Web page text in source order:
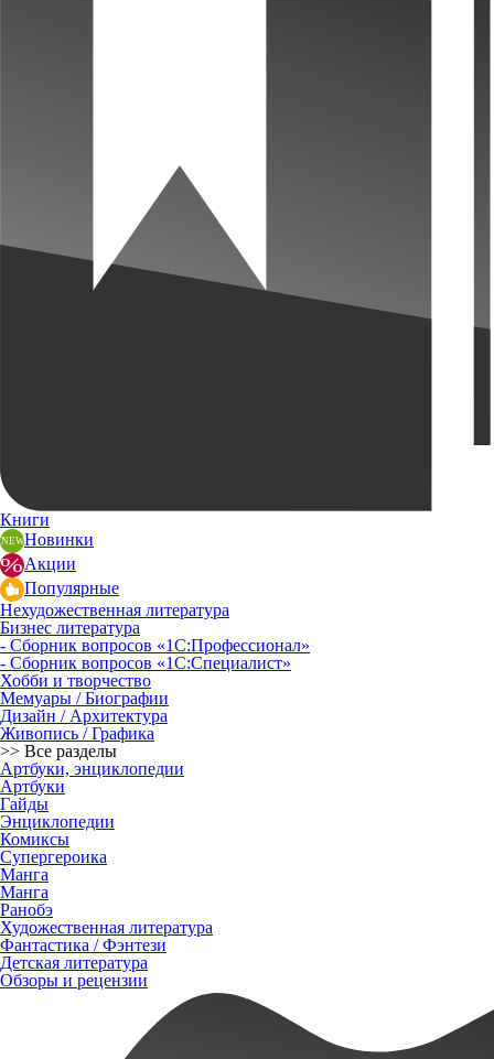
Книги
Новинки
Акции
Популярные
Нехудожественная литература
Бизнес литература
- Сборник вопросов «1С:Профессионал»
- Сборник вопросов «1С:Специалист»
Хобби и творчество
Мемуары / Биографии
Дизайн / Архитектура
Живопись / Графика
>> Все разделы
Артбуки, энциклопедии
Артбуки
Гайды
Энциклопедии
Комиксы
Супергероика
Манга
Манга
Ранобэ
Художественная литература
Фантастика / Фэнтези
Детская литература
Обзоры и рецензии